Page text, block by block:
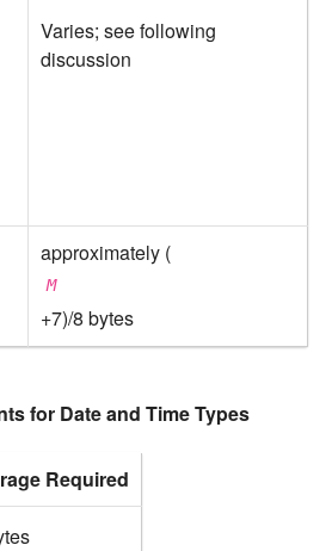
Varies; see following
discussion
approximately (
M
+7)/8 bytes
for Date and Time Types
Required